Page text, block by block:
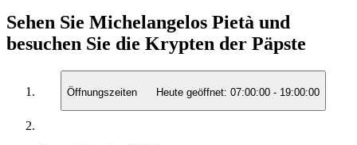
Sehen Sie Michelangelos Pietà und
besuchen Sie die Krypten der Päpste
Öffnungszeiten Heute geöffnet: 07:00:00 - 19:00:00